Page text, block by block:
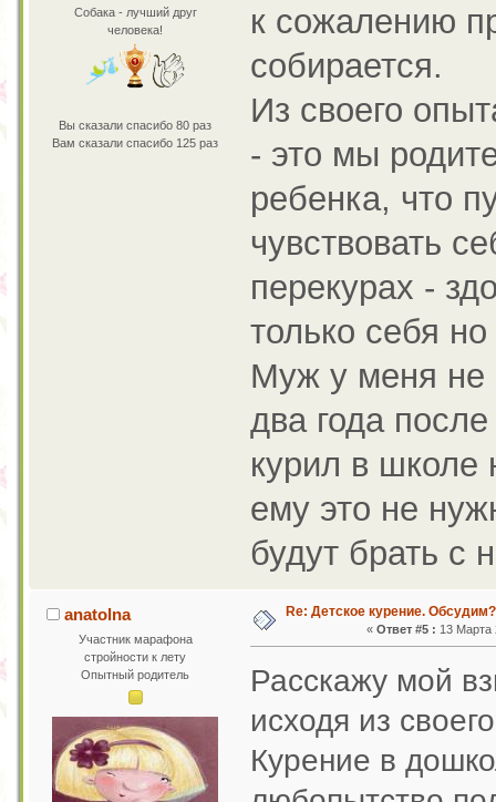
Собака - лучший друг
человека!
Вы сказали спасибо 80 раз
Вам сказали спасибо 125 раз
к сожалению
собирается.
Из своего
- это мы
ребенка, что
чувствовать
перекурах -
только себя
Муж у меня не
два года
курил в школе
ему это не
будут брать с
anatolna
Участник марафона
стройности к лету
Опытный родитель
Re: Детское курение. Обсудим?
«Ответ #5 : 13 Марта
Расскажу мой
исходя из
Курение в